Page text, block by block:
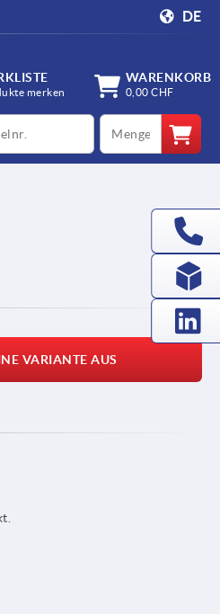
DE
merken
WARENKORB
0,00 CHF
qty
VARIANTE AUS